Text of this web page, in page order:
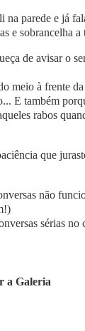
na parede e já
e sobrancelha
de avisar o
meio à frente
E também
rabos
que
não
sérias no
a Galeria